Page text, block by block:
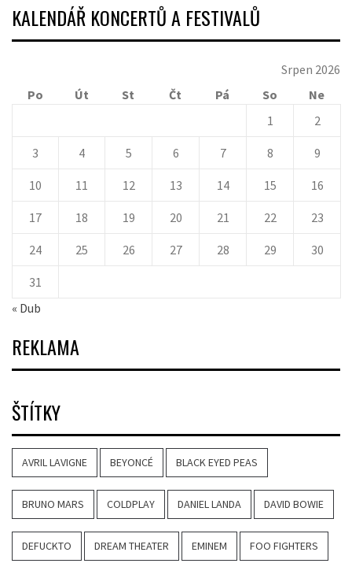
KALENDÁŘ KONCERTŮ A FESTIVALŮ
Srpen 2026
Po
Út St Čt Pá So
Ne
1
2
3 4 5 6 7 8 9
10 11 12 13 14 15 16
17 18 19 20 21 22 23
24 25 26 27 28 29 30
31
« Dub
REKLAMA
ŠTÍTKY
AVRIL LAVIGNE BEYONCÉ BLACK EYED PEAS
BRUNO MARS COLDPLAY DANIEL LANDA DAVID BOWIE
DEFUCKTO DREAM THEATER EMINEM FOO FIGHTERS